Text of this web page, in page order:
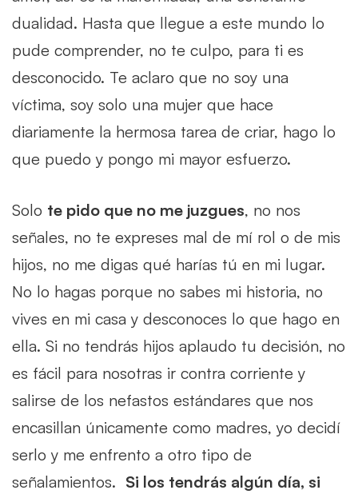
dualidad. Hasta que llegue a este mundo lo
pude comprender, no te culpo, para ti es
desconocido. Te aclaro que no soy una
víctima, soy solo una mujer que hace
diariamente la hermosa tarea de criar, hago lo
que puedo y pongo mi mayor esfuerzo.
Solo te pido que no me juzgues, no nos
señales, no te expreses mal de mí rol o de mis
hijos, no me digas qué harías tú en mi lugar.
No lo hagas porque no sabes mi historia, no
vives en mi casa y desconoces lo que hago en
ella. Si no tendrás hijos aplaudo tu decisión, no
es fácil para nosotras ir contra corriente y
salirse de los nefastos estándares que nos
encasillan únicamente como madres, yo decidí
serlo y me enfrento a otro tipo de
señalamientos. Si los tendrás algún día, si